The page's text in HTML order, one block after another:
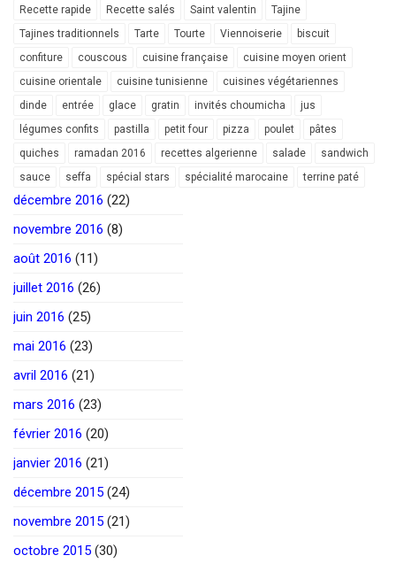
Recette rapide Recette salés Saint valentin
Tajine
Tajines traditionnels
Tarte Tourte Viennoiserie
biscuit
confiture
couscous cuisine française
cuisine moyen orient
cuisine orientale
cuisine tunisienne
cuisines végétariennes
dinde
entrée glace gratin invités choumicha
jus
légumes confits
pastilla petit four pizza poulet
pâtes
quiches
ramadan 2016 recettes algerienne salade
sandwich
sauce
seffa spécial stars spécialité marocaine terrine paté
décembre 2016 (22)
novembre 2016 (8)
août 2016 (11)
juillet 2016 (26)
juin 2016 (25)
mai 2016 (23)
avril 2016 (21)
mars 2016 (23)
février 2016 (20)
janvier 2016 (21)
décembre 2015 (24)
novembre 2015 (21)
octobre 2015 (30)